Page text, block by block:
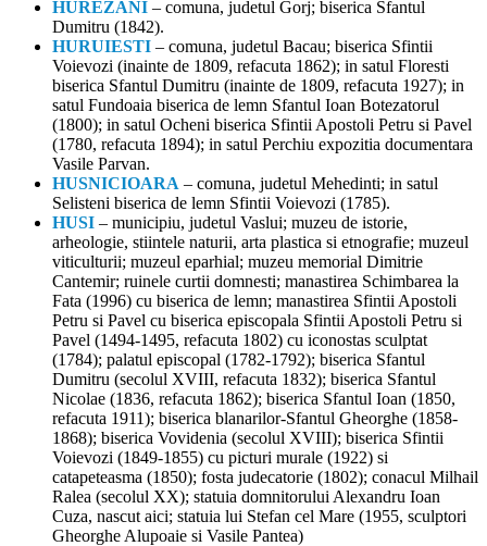
HUREZANI – comuna, judetul Gorj; biserica Sfantul
Dumitru (1842).
HURUIESTI – comuna, judetul Bacau; biserica Sfintii
Voievozi (inainte de 1809, refacuta 1862); in satul Floresti
biserica Sfantul Dumitru (inainte de 1809, refacuta 1927); in
satul Fundoaia biserica de lemn Sfantul Ioan Botezatorul
(1800); in satul Ocheni biserica Sfintii Apostoli Petru si Pavel
(1780, refacuta 1894); in satul Perchiu expozitia documentara
Vasile Parvan.
HUSNICIOARA – comuna, judetul Mehedinti; in satul
Selisteni biserica de lemn Sfintii Voievozi (1785).
HUSI – municipiu, judetul Vaslui; muzeu de istorie,
arheologie, stiintele naturii, arta plastica si etnografie; muzeul
viticulturii; muzeul eparhial; muzeu memorial Dimitrie
Cantemir; ruinele curtii domnesti; manastirea Schimbarea la
Fata (1996) cu biserica de lemn; manastirea Sfintii Apostoli
Petru si Pavel cu biserica episcopala Sfintii Apostoli Petru si
Pavel (1494-1495, refacuta 1802) cu iconostas sculptat
(1784); palatul episcopal (1782-1792); biserica Sfantul
Dumitru (secolul XVIII, refacuta 1832); biserica Sfantul
Nicolae (1836, refacuta 1862); biserica Sfantul Ioan (1850,
refacuta 1911); biserica blanarilor-Sfantul Gheorghe (1858-
1868); biserica Vovidenia (secolul XVIII); biserica Sfintii
Voievozi (1849-1855) cu picturi murale (1922) si
catapeteasma (1850); fosta judecatorie (1802); conacul Milhail
Ralea (secolul XX); statuia domnitorului Alexandru Ioan
Cuza, nascut aici; statuia lui Stefan cel Mare (1955, sculptori
Gheorghe Alupoaie si Vasile Pantea)